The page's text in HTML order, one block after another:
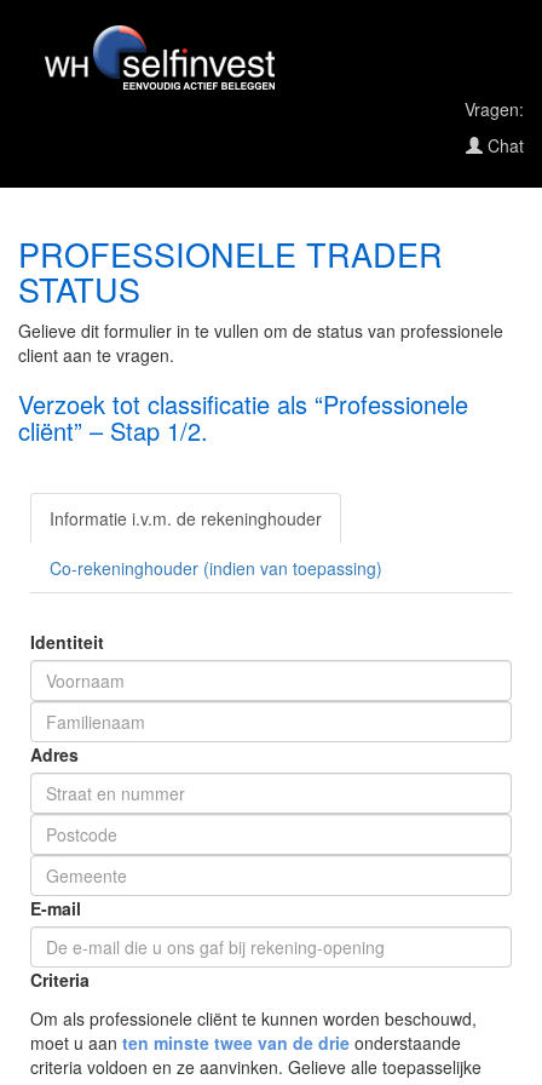
Vragen:
Chat
PROFESSIONELE TRADER
STATUS
Gelieve dit formulier in te vullen om de status van professionele
client aan te vragen.
Verzoek tot classificatie als “Professionele
cliënt” – Stap 1/2.
Informatie i.v.m. de rekeninghouder
Co-rekeninghouder (indien van toepassing)
Identiteit
Adres
E-mail
Criteria
Om als professionele cliënt te kunnen worden beschouwd,
moet u aan ten minste twee van de drie onderstaande
criteria voldoen en ze aanvinken. Gelieve alle toepasselijke